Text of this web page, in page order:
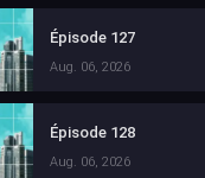
Épisode 127
Aug. 06, 2026
Épisode 128
Aug. 06, 2026